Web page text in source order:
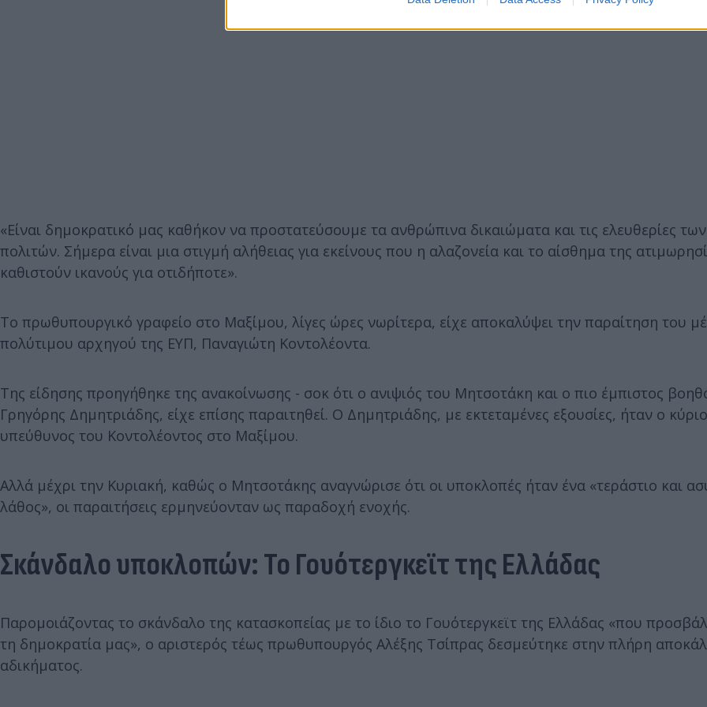
«Είναι δημοκρατικό μας καθήκον να προστατεύσουμε τα ανθρώπινα δικαιώματα και τις ελευθερίες
πολιτών. Σήμερα είναι μια στιγμή αλήθειας για εκείνους που η αλαζονεία και το αίσθημα της
καθιστούν ικανούς για οτιδήποτε».
Το πρωθυπουργικό γραφείο στο Μαξίμου, λίγες ώρες νωρίτερα, είχε αποκαλύψει την παραίτηση του
πολύτιμου αρχηγού της ΕΥΠ, Παναγιώτη Κοντολέοντα.
Της είδησης προηγήθηκε της ανακοίνωσης - σοκ ότι ο ανιψιός του Μητσοτάκη και ο πιο έμπιστος
Γρηγόρης Δημητριάδης, είχε επίσης παραιτηθεί. Ο Δημητριάδης, με εκτεταμένες εξουσίες, ήταν ο
υπεύθυνος του Κοντολέοντος στο Μαξίμου.
Αλλά μέχρι την Κυριακή, καθώς ο Μητσοτάκης αναγνώρισε ότι οι υποκλοπές ήταν ένα «τεράστιο και
λάθος», οι παραιτήσεις ερμηνεύονταν ως παραδοχή ενοχής.
Σκάνδαλο υποκλοπών: Το Γουότεργκεϊτ της Ελλάδας
Παρομοιάζοντας το σκάνδαλο της κατασκοπείας με το ίδιο το Γουότεργκεϊτ της Ελλάδας «που
τη δημοκρατία μας», ο αριστερός τέως πρωθυπουργός Αλέξης Τσίπρας δεσμεύτηκε στην πλήρη
αδικήματος.